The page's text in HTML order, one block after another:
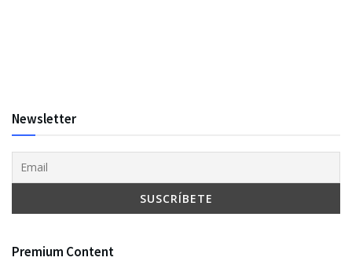
Newsletter
Premium Content